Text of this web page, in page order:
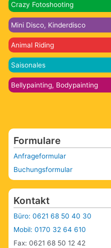
Crazy Fotoshooting
Mini Disco, Kinderdisco
Animal Riding
Saisonales
Bellypainting, Bodypainting
Formulare
Anfrageformular
Buchungsformular
Kontakt
Büro: 0621 68 50 40 30
Mobil: 0170 32 64 610
Fax: 0621 68 50 12 42